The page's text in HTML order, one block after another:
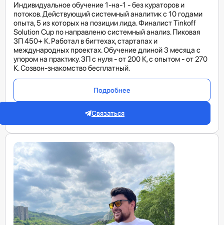
Индивидуальное обучение 1-на-1 - без кураторов и
потоков. Действующий системный аналитик с 10 годами
опыта, 5 из которых на позиции лида. Финалист Tinkoff
Solution Cup по направленю системный анализ. Пиковая
ЗП 450+ К. Работал в бигтехах, стартапах и
международных проектах. Обучение длиной 3 месяца с
упором на практику. ЗП с нуля - от 200 К, с опытом - от 270
К. Созвон-знакомство бесплатный.
Подробнее
Связаться